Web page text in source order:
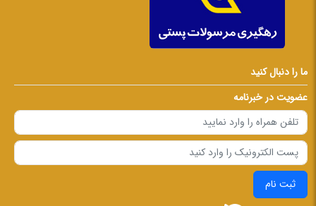
ما را دنبال کنید
عضویت در خبرنامه
ثبت نام